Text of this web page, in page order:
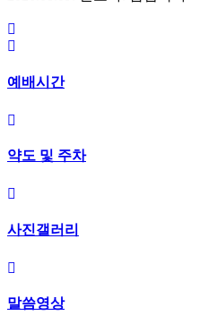
예배시간
약도 및 주차
사진갤러리
말씀영상